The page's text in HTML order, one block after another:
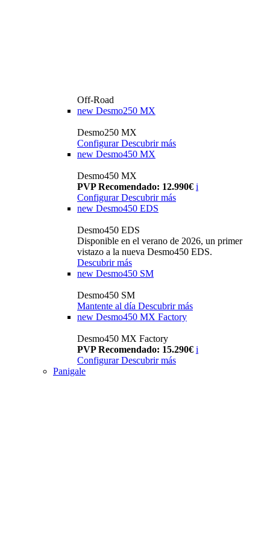
Off-Road
new Desmo250 MX
Desmo250 MX
Configurar Descubrir más
new Desmo450 MX
Desmo450 MX
PVP Recomendado: 12.990€ i
Configurar Descubrir más
new Desmo450 EDS
Desmo450 EDS
Disponible en el verano de 2026, un primer
vistazo a la nueva Desmo450 EDS.
Descubrir más
new Desmo450 SM
Desmo450 SM
Mantente al día Descubrir más
new Desmo450 MX Factory
Desmo450 MX Factory
PVP Recomendado: 15.290€ i
Configurar Descubrir más
Panigale